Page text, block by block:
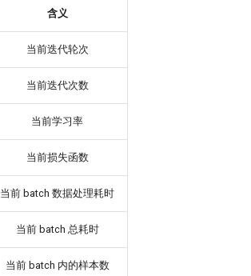
含义
当前迭代轮次
当前迭代次数
当前学习率
当前损失函数
当前 batch 数据处理耗时
当前 batch 总耗时
当前 batch 内的样本数